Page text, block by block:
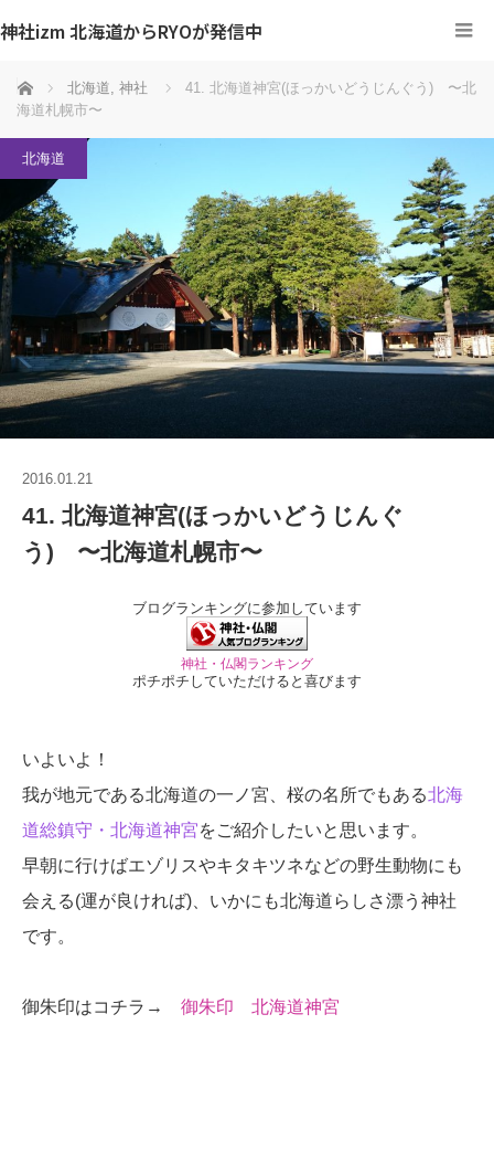
神社izm 北海道からRYOが発信中
ホーム 北海道, 神社
41. 北海道神宮(ほっかいどうじんぐう) 〜北
海道札幌市〜
北海道
2016.01.21
41. 北海道神宮(ほっかいどうじんぐ
う) 〜北海道札幌市〜
ブログランキングに参加しています
神社・仏閣ランキング
ポチポチしていただけると喜びます
いよいよ！
我が地元である北海道の一ノ宮、桜の名所でもある北海
道総鎮守・北海道神宮をご紹介したいと思います。
早朝に行けばエゾリスやキタキツネなどの野生動物にも
会える(運が良ければ)、いかにも北海道らしさ漂う神社
です。
御朱印はコチラ→ 御朱印 北海道神宮